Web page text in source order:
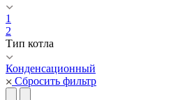
1
2
Тип котла
Конденсационный
Сбросить фильтр